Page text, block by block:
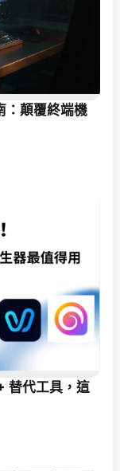
顛覆終端機
替代工具，這